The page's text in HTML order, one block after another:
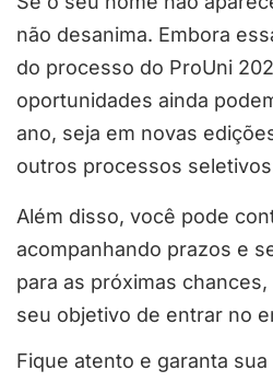
não desanima. Embora
do processo do ProUni
oportunidades ainda
ano, seja em novas
outros processos
Além disso, você pode
acompanhando prazos e
para as próximas
seu objetivo de entrar no
Fique atento e garanta sua